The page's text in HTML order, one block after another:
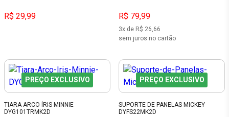
R$ 29,99 R$ 79,99
3x de R$ 26,66
sem juros no cartão
PREÇO EXCLUSIVO
TIARA ARCO ÍRIS MINNIE
DYG101TRMK2D
PREÇO EXCLUSIVO
SUPORTE DE PANELAS MICKEY
DYFS22MK2D